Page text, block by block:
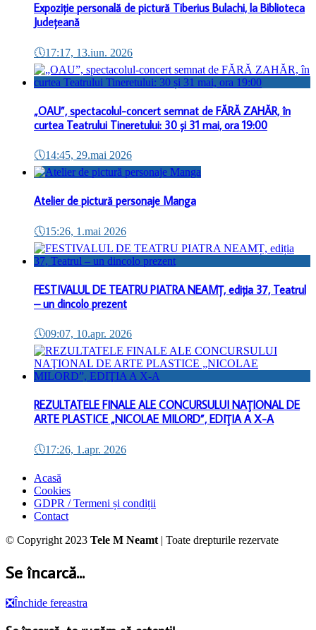
Expoziție personală de pictură Tiberius Bulachi, la Biblioteca
Județeană
🕔17:17, 13.iun. 2026
„OAU”, spectacolul-concert semnat de FĂRĂ ZAHĂR, în
curtea Teatrului Tineretului: 30 și 31 mai, ora 19:00
🕔14:45, 29.mai 2026
Atelier de pictură personaje Manga
🕔15:26, 1.mai 2026
FESTIVALUL DE TEATRU PIATRA NEAMȚ, ediția 37, Teatrul
– un dincolo prezent
🕔09:07, 10.apr. 2026
REZULTATELE FINALE ALE CONCURSULUI NAŢIONAL DE
ARTE PLASTICE „NICOLAE MILORD”, EDIŢIA A X-A
🕔17:26, 1.apr. 2026
Acasă
Cookies
GDPR / Termeni și condiții
Contact
© Copyright 2023 Tele M Neamt | Toate drepturile rezervate
Se încarcă...
❎Închide fereastra